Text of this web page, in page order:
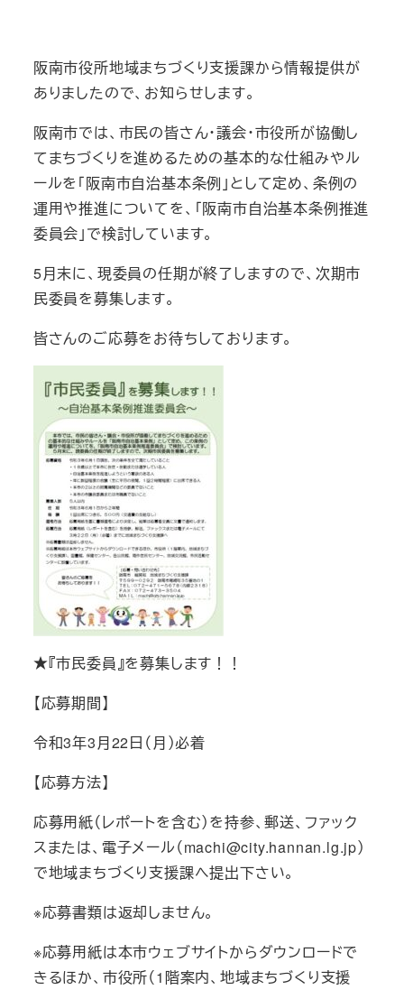
阪南市役所地域まちづくり支援課から情報提供が
ありましたので、お知らせします。
阪南市では、市民の皆さん・議会・市役所が協働し
てまちづくりを進めるための基本的な仕組みやル
ールを「阪南市自治基本条例」として定め、条例の
運用や推進についてを、「阪南市自治基本条例推進
委員会」で検討しています。
5月末に、現委員の任期が終了しますので、次期市
民委員を募集します。
皆さんのご応募をお待ちしております。
★『市民委員』を募集します！！
【応募期間】
令和3年3月22日（月）必着
【応募方法】
応募用紙（レポートを含む）を持参、郵送、ファック
スまたは、電子メール（machi@city.hannan.lg.jp）
で地域まちづくり支援課へ提出下さい。
※応募書類は返却しません。
※応募用紙は本市ウェブサイトからダウンロードで
きるほか、市役所（1階案内、地域まちづくり支援